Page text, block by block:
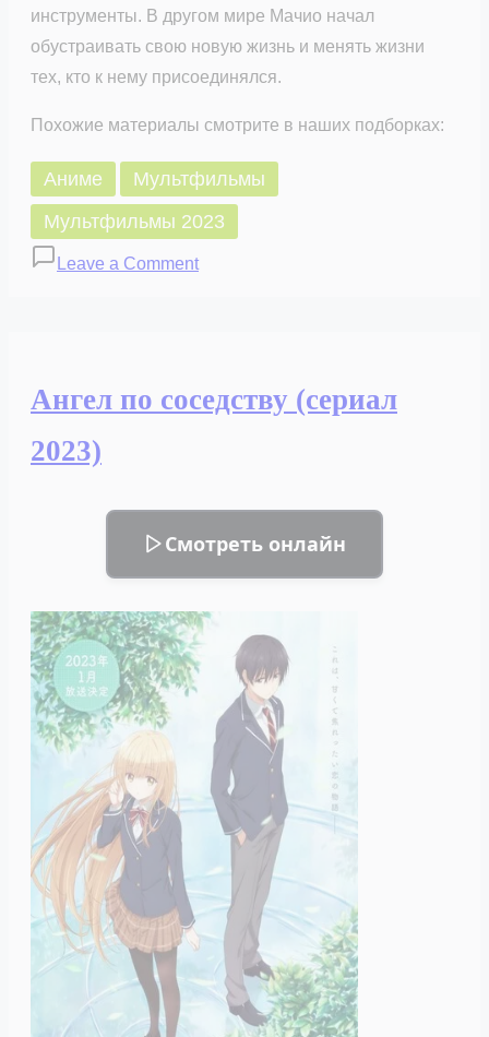
инструменты. В другом мире Мачио начал
обустраивать свою новую жизнь и менять жизни
тех, кто к нему присоединялся.
Похожие материалы смотрите в наших подборках:
Аниме
Мультфильмы
Мультфильмы 2023
Leave a Commenton
мире
Ангел по соседству (сериал
2023)
Смотреть онлайн